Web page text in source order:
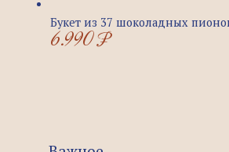
Букет из 37 шоколадных
6.990₽